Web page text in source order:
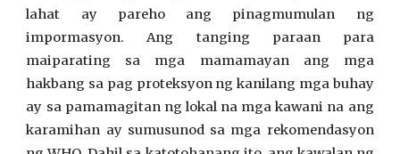
lahat ay pareho ang pinagmumulan ng
impormasyon. Ang tanging paraan para
maiparating sa mga mamamayan ang mga
hakbang sa pag proteksyon ng kanilang mga buhay
ay sa pamamagitan ng lokal na mga kawani na ang
karamihan ay sumusunod sa mga rekomendasyon